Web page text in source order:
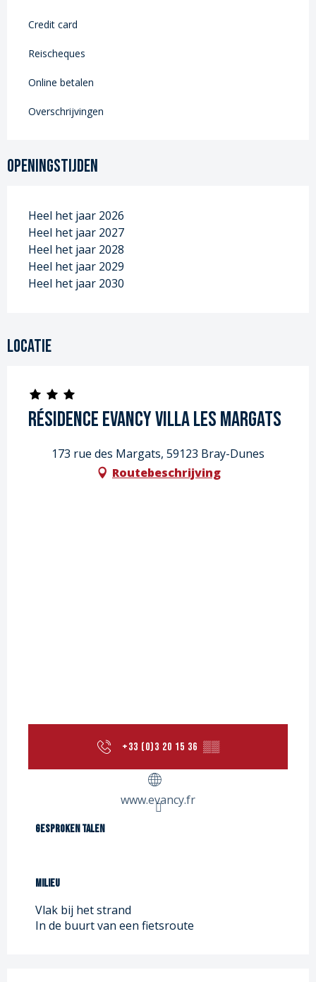
Credit card
Reischeques
Online betalen
Overschrijvingen
Openingstijden
Heel het jaar 2026
Heel het jaar 2027
Heel het jaar 2028
Heel het jaar 2029
Heel het jaar 2030
Locatie
Résidence Evancy Villa les Margats
173 rue des Margats, 59123 Bray-Dunes
Routebeschrijving
+33 (0)3 20 15 36 ▒▒
www.evancy.fr
Gesproken talen
Gesproken talen
Milieu
Milieu
Vlak bij het strand
In de buurt van een fietsroute